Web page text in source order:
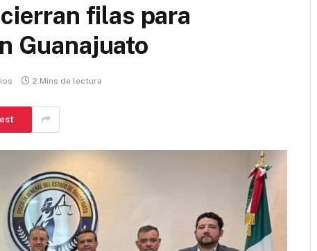
filas para
Guanajuato
2 Mins de lectura